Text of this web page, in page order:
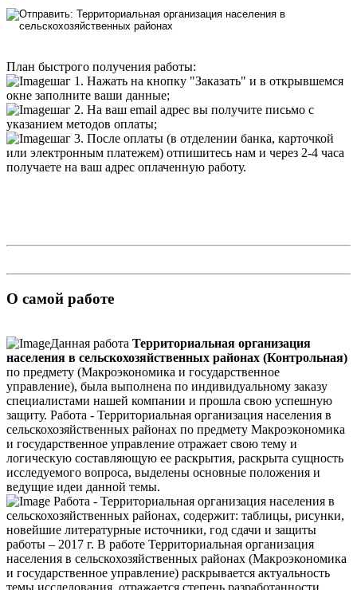
План быстрого получения работы:
шаг 1. Нажать на кнопку "Заказать" и в открывшемся
окне заполните ваши данные;
шаг 2. На ваш email адрес вы получите письмо с
указанием методов оплаты;
шаг 3. После оплаты (в отделении банка, карточкой
или электронным платежем) отпишитесь нам и через 2-4 часа
получаете на ваш адрес оплаченную работу.
О самой работе
Данная работа Территориальная организация
населения в сельскохозяйственных районах (Контрольная)
по предмету (Макроэкономика и государственное
управление), была выполнена по индивидуальному заказу
специалистами нашей компании и прошла свою успешную
защиту. Работа - Территориальная организация населения в
сельскохозяйственных районах по предмету Макроэкономика
и государственное управление отражает свою тему и
логическую составляющую ее раскрытия, раскрыта сущность
исследуемого вопроса, выделены основные положения и
ведущие идеи данной темы.
Работа - Территориальная организация населения в
сельскохозяйственных районах, содержит: таблицы, рисунки,
новейшие литературные источники, год сдачи и защиты
работы – 2017 г. В работе Территориальная организация
населения в сельскохозяйственных районах (Макроэкономика
и государственное управление) раскрывается актуальность